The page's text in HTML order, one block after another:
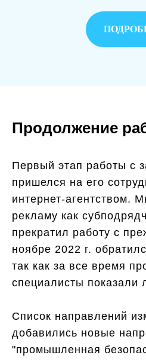
Продолжение
Первый этап работы с
пришелся на его
интернет-агентством.
рекламу как
прекратил работу с
ноябре 2022 г.
так как за все время
специалисты показали
Список направлений
добавились новые
"промышленная